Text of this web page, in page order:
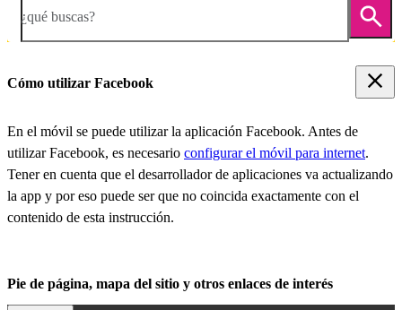
¿qué buscas?
Cómo utilizar Facebook
En el móvil se puede utilizar la aplicación Facebook. Antes de
utilizar Facebook, es necesario configurar el móvil para internet.
Tener en cuenta que el desarrollador de aplicaciones va actualizando
la app y por eso puede ser que no coincida exactamente con el
contenido de esta instrucción.
Pie de página, mapa del sitio y otros enlaces de interés